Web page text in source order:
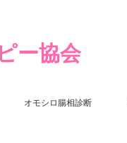
ー協会
オモシロ腸相診断